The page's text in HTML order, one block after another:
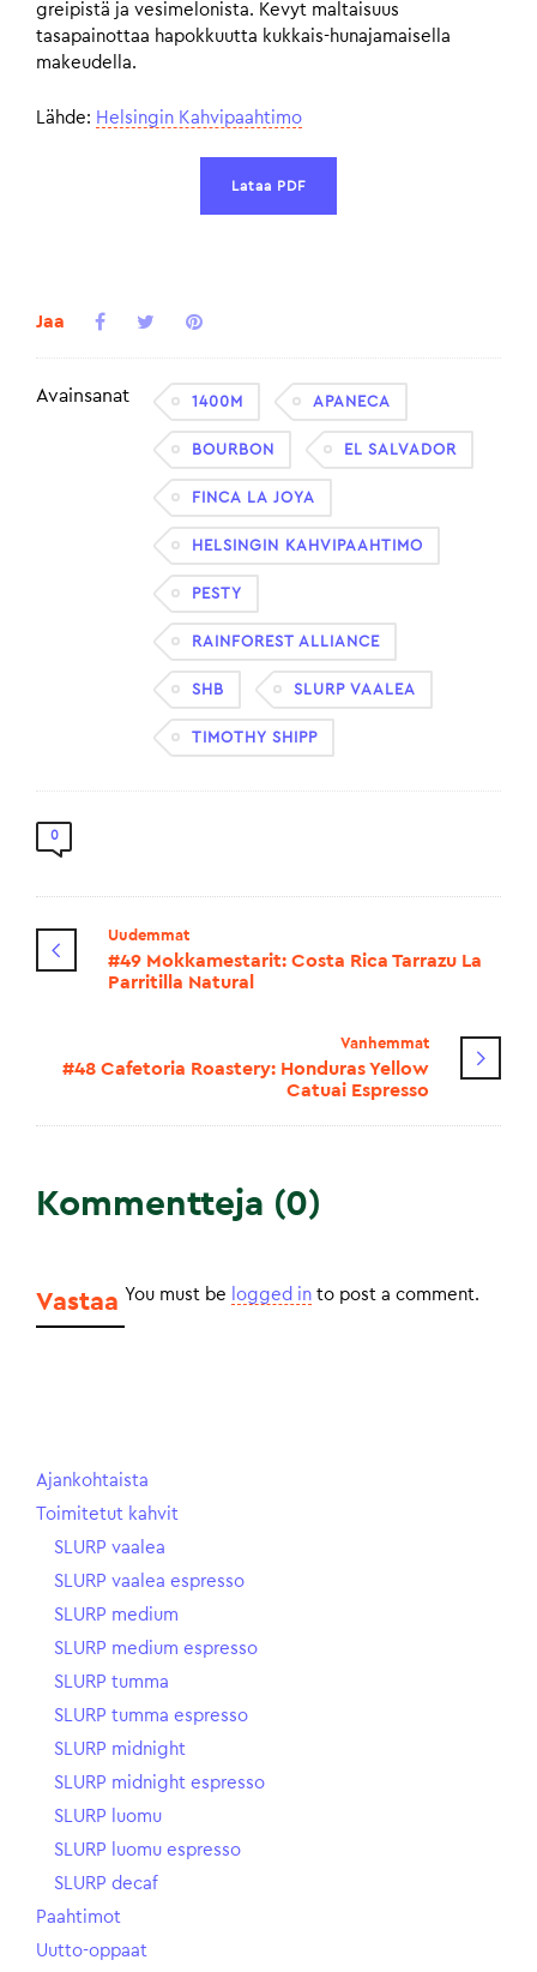
greipistä ja vesimelonista. Kevyt maltaisuus
tasapainottaa hapokkuutta kukkais-hunajamaisella
makeudella.
Lähde: Helsingin Kahvipaahtimo
Lataa PDF
Jaa
Avainsanat 1400M APANECA
BOURBON EL SALVADOR
FINCA LA JOYA
HELSINGIN KAHVIPAAHTIMO
PESTY
RAINFOREST ALLIANCE
SHB SLURP VAALEA
TIMOTHY SHIPP
0
Uudemmat
#49 Mokkamestarit: Costa Rica Tarrazu La
Parritilla Natural
Vanhemmat
#48 Cafetoria Roastery: Honduras Yellow
Catuai Espresso
Kommentteja (0)
Vastaa You must be logged in to post a comment.
Ajankohtaista
Toimitetut kahvit
SLURP vaalea
SLURP vaalea espresso
SLURP medium
SLURP medium espresso
SLURP tumma
SLURP tumma espresso
SLURP midnight
SLURP midnight espresso
SLURP luomu
SLURP luomu espresso
SLURP decaf
Paahtimot
Uutto-oppaat